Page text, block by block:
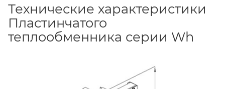
Технические характеристики
Пластинчатого
теплообменника серии Wh